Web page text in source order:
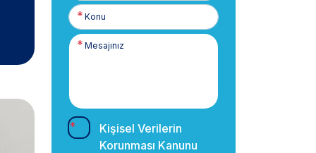
Kişisel Verilerin
Korunması Kanunu